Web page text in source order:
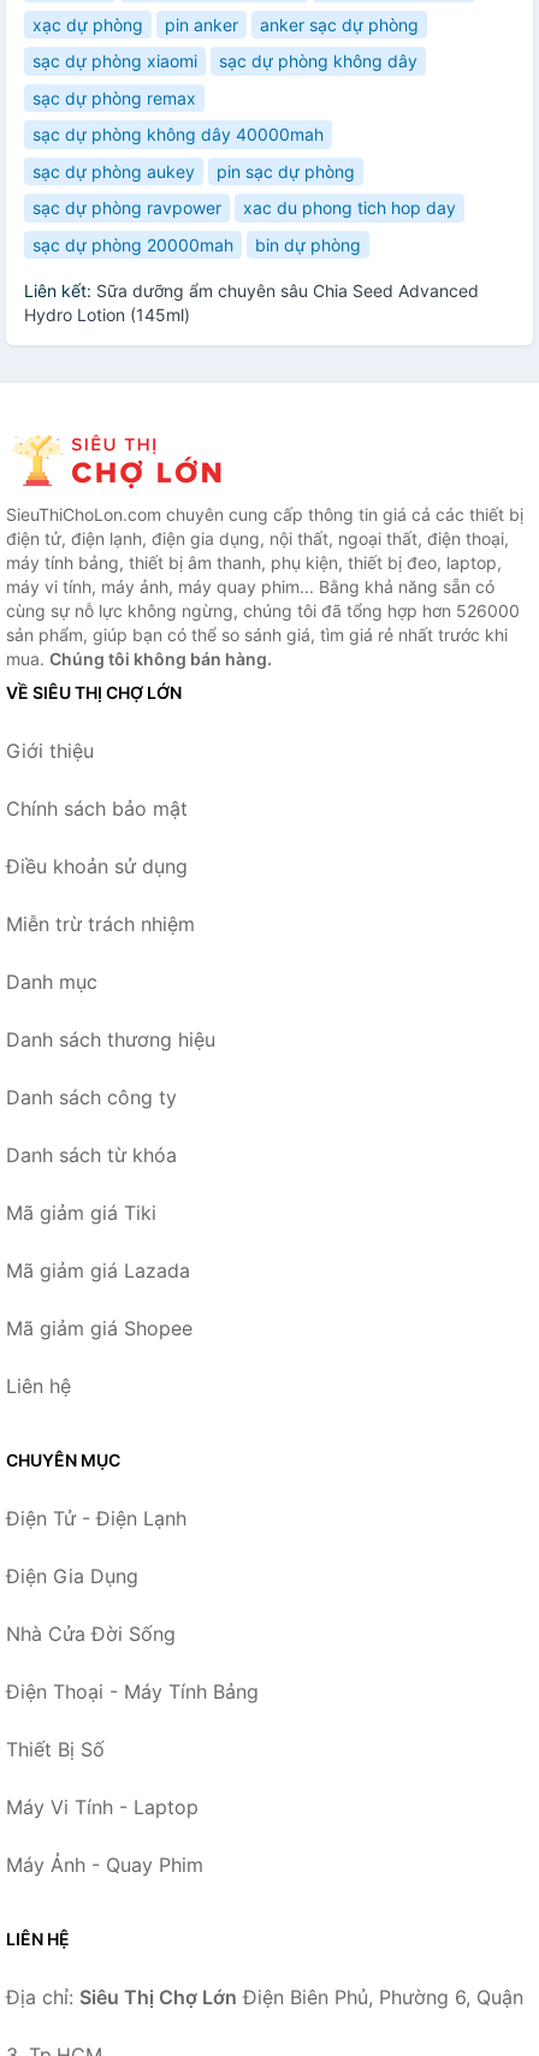
xạc dự phòng
pin anker
anker sạc dự phòng
sạc dự phòng xiaomi
sạc dự phòng không dây
sạc dự phòng remax
sạc dự phòng không dây 40000mah
sạc dự phòng aukey
pin sạc dự phòng
sạc dự phòng ravpower
xac du phong tich hop day
sạc dự phòng 20000mah
bin dự phòng
Liên kết: Sữa dưỡng ẩm chuyên sâu Chia Seed Advanced
Hydro Lotion (145ml)
SieuThiChoLon.com chuyên cung cấp thông tin giá cả các thiết bị
điện tử, điện lạnh, điện gia dụng, nội thất, ngoại thất, điện thoại,
máy tính bảng, thiết bị âm thanh, phụ kiện, thiết bị đeo, laptop,
máy vi tính, máy ảnh, máy quay phim... Bằng khả năng sẵn có
cùng sự nỗ lực không ngừng, chúng tôi đã tổng hợp hơn 526000
sản phẩm, giúp bạn có thể so sánh giá, tìm giá rẻ nhất trước khi
mua. Chúng tôi không bán hàng.
VỀ SIÊU THỊ CHỢ LỚN
Giới thiệu
Chính sách bảo mật
Điều khoản sử dụng
Miễn trừ trách nhiệm
Danh mục
Danh sách thương hiệu
Danh sách công ty
Danh sách từ khóa
Mã giảm giá Tiki
Mã giảm giá Lazada
Mã giảm giá Shopee
Liên hệ
CHUYÊN MỤC
Điện Tử - Điện Lạnh
Điện Gia Dụng
Nhà Cửa Đời Sống
Điện Thoại - Máy Tính Bảng
Thiết Bị Số
Máy Vi Tính - Laptop
Máy Ảnh - Quay Phim
LIÊN HỆ
Địa chỉ: Siêu Thị Chợ Lớn Điện Biên Phủ, Phường 6, Quận